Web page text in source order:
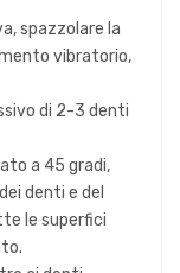
spazzolare la
vibratorio,
di 2-3 denti
a 45 gradi,
denti e del
le superfici